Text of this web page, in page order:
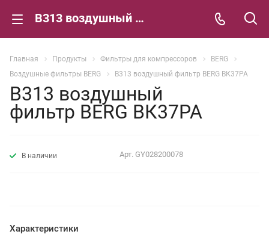
В313 воздушный фильтр BERG ВК37РА
Главная Продукты Фильтры для компрессоров
BERG
Воздушные фильтры BERG
В313 воздушный фильтр BERG ВК37РА
В313 воздушный
фильтр BERG ВК37РА
В наличии Арт. GY028200078
Характеристики